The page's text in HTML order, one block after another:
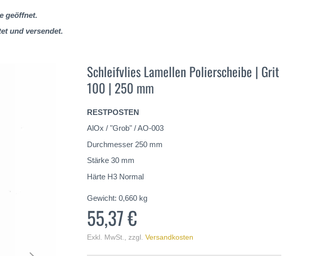
geöffnet.
und versendet.
Schleifvlies Lamellen Polierscheibe | Grit
100 | 250 mm
RESTPOSTEN
AlOx / "Grob" / AO-003
Durchmesser 250 mm
Stärke 30 mm
Härte H3 Normal
Gewicht: 0,660 kg
55,37 €
Exkl. MwSt. zzgl. Versandkosten